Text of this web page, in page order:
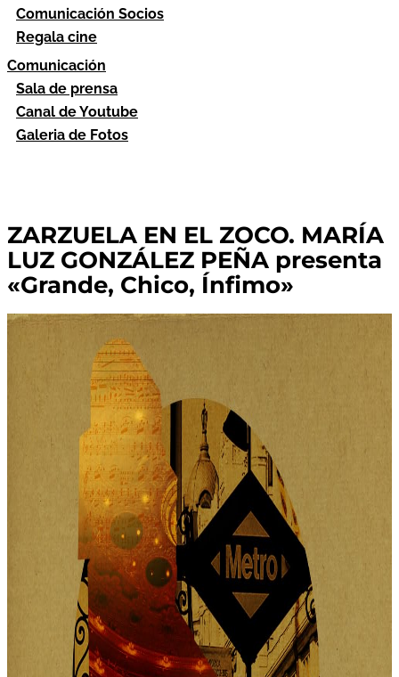
Comunicación Socios
Regala cine
Comunicación
Sala de prensa
Canal de Youtube
Galeria de Fotos
ZARZUELA EN EL ZOCO. MARÍA
LUZ GONZÁLEZ PEÑA presenta
«Grande, Chico, Ínfimo»